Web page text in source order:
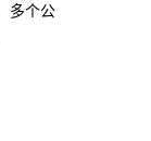
多个公